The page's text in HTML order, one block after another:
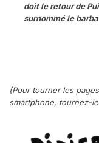
doit le retour de
surnommé le
(Pour tourner les
smartphone, tournez-